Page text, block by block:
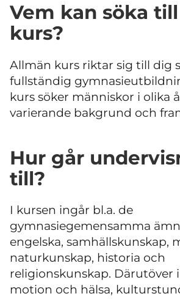
Vem kan söka
kurs?
Allmän kurs riktar sig till dig
fullständig
kurs söker människor i olika
varierande bakgrund och
Hur går
till?
I kursen ingår bl.a. de
gymnasiegemensamma
engelska, samhällskunskap,
naturkunskap, historia och
religionskunskap. Därutöver
motion och hälsa,